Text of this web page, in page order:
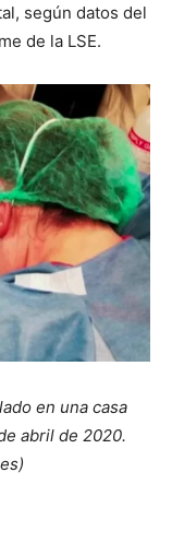
según datos del
de la LSE.
en una casa
abril de 2020.